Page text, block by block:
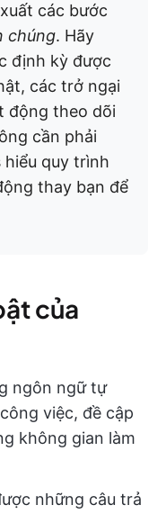
các bước
chúng. Hãy
định kỳ được
các trở ngại
động theo dõi
cần phải
quy trình
thay bạn để
của
ngôn ngữ tự
việc, đề cập
không gian làm
những câu trả